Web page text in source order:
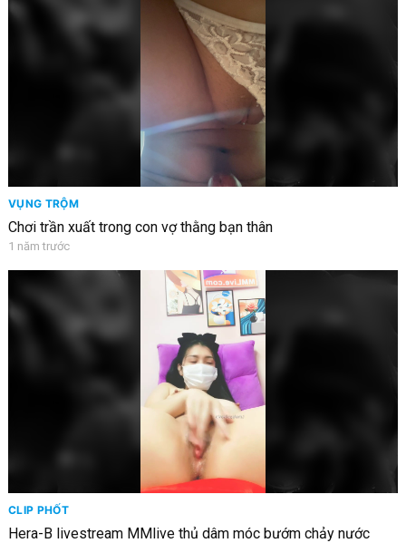
VỤNG TRỘM
Chơi trần xuất trong con vợ thằng bạn thân
1 năm trước
CLIP PHỐT
Hera-B livestream MMlive thủ dâm móc bướm chảy nước